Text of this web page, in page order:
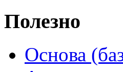
Полезно
Основа